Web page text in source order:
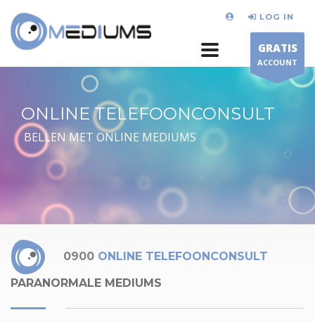
LOG IN
GRATIS
ACCOUNT
ONLINE TELEFOONCONSULT
BELLEN MET ONLINE MEDIUMS
0900 ONLINE TELEFOONCONSULT
PARANORMALE MEDIUMS